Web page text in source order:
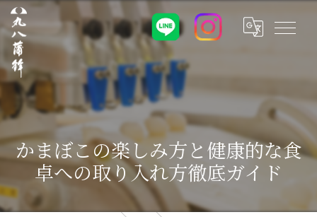
かまぼこの楽しみ方と健康的な食
卓への取り入れ方徹底ガイド